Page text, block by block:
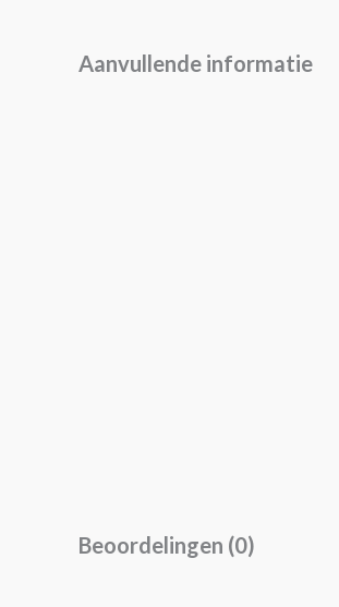
Aanvullende informatie
Beoordelingen (0)